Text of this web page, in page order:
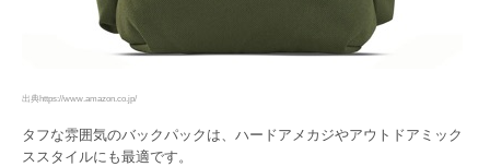
出典https://www.amazon.co.jp/
タフな雰囲気のバックパックは、ハードアメカジやアウトドアミック
ススタイルにも最適です。